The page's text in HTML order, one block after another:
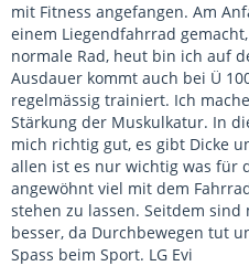
mit Fitness angefangen. Am
einem Liegendfahrrad
normale Rad, heut bin ich auf
Ausdauer kommt auch bei Ü
regelmässig trainiert. Ich
Stärkung der Muskulkatur. In
mich richtig gut, es gibt Dicke
allen ist es nur wichtig was für
angewöhnt viel mit dem
stehen zu lassen. Seitdem
besser, da Durchbewegen tut
Spass beim Sport. LG Evi